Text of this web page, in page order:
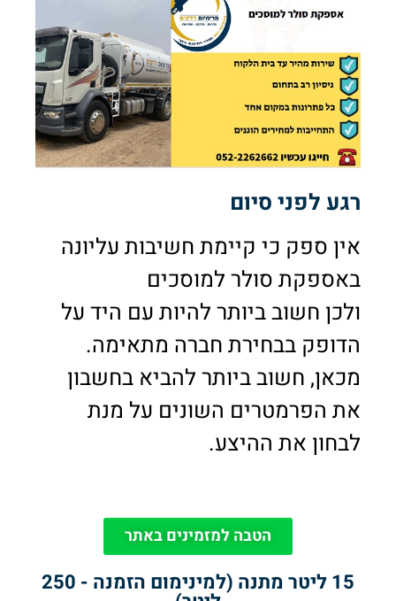
רגע לפני סיום
אין ספק כי קיימת חשיבות עליונה
באספקת סולר למוסכים
ולכן חשוב ביותר להיות עם היד על
הדופק בבחירת חברה מתאימה.
מכאן, חשוב ביותר להביא בחשבון
את הפרמטרים השונים על מנת
לבחון את ההיצע.
הטבה למזמינים באתר
15 ליטר מתנה (למינימום הזמנה - 250